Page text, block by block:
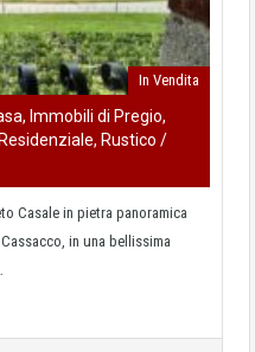
In Vendita
Immobili di Pregio,
Rustico /
Casale in pietra panoramica
in una bellissima